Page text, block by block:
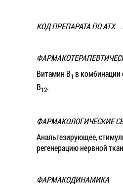
КОД ПРЕПАРАТА ПО АТХ
Витамин B1 в комбинации
B12.
ФАРМАКОЛОГИЧЕСКИЕ
Анальгезирующее,
регенерацию нервной
ФАРМАКОДИНАМИКА